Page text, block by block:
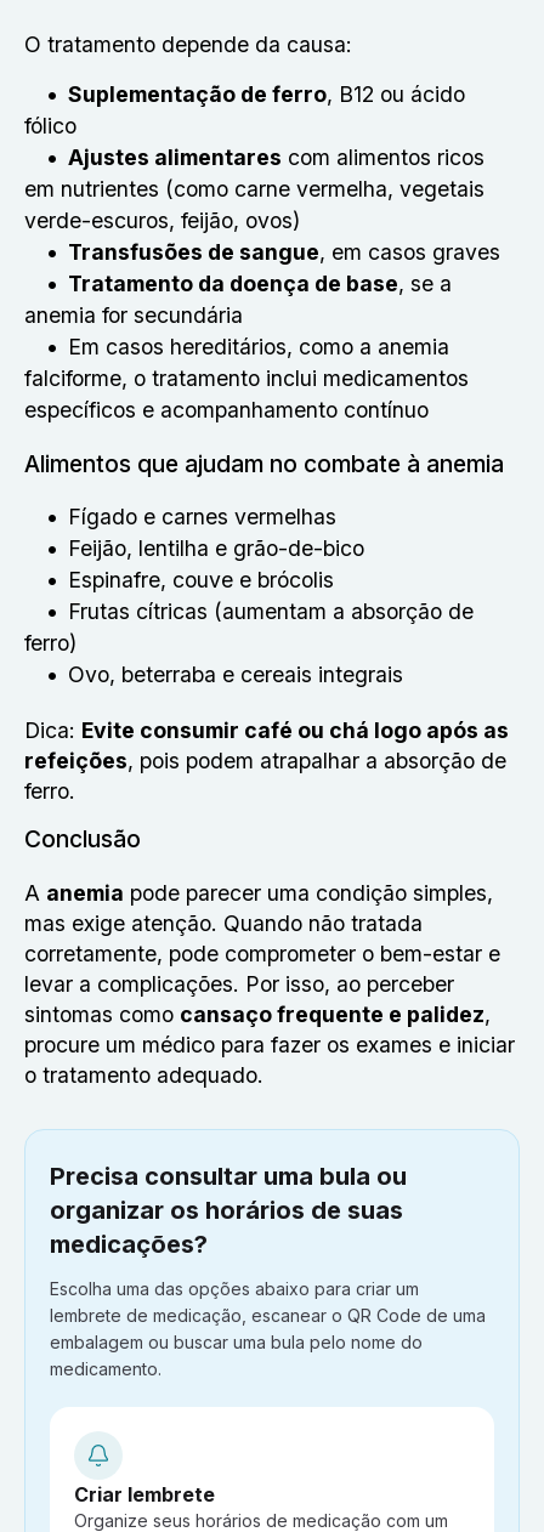
O tratamento depende da causa:
Suplementação de ferro, B12 ou ácido
fólico
Ajustes alimentares com alimentos ricos
em nutrientes (como carne vermelha, vegetais
verde-escuros, feijão, ovos)
Transfusões de sangue, em casos graves
Tratamento da doença de base, se a
anemia for secundária
Em casos hereditários, como a anemia
falciforme, o tratamento inclui medicamentos
específicos e acompanhamento contínuo
Alimentos que ajudam no combate à anemia
Fígado e carnes vermelhas
Feijão, lentilha e grão-de-bico
Espinafre, couve e brócolis
Frutas cítricas (aumentam a absorção de
ferro)
Ovo, beterraba e cereais integrais
Dica: Evite consumir café ou chá logo após as
refeições, pois podem atrapalhar a absorção de
ferro.
Conclusão
A anemia pode parecer uma condição simples,
mas exige atenção. Quando não tratada
corretamente, pode comprometer o bem-estar e
levar a complicações. Por isso, ao perceber
sintomas como cansaço frequente e palidez,
procure um médico para fazer os exames e iniciar
o tratamento adequado.
Precisa consultar uma bula ou
organizar os horários de suas
medicações?
Escolha uma das opções abaixo para criar um
lembrete de medicação, escanear o QR Code de uma
embalagem ou buscar uma bula pelo nome do
medicamento.
Criar lembrete
Organize seus horários de medicação com um